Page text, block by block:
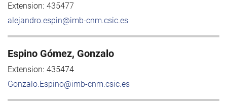
Extension: 435477
alejandro.espin@imb-cnm.csic.es
Espino Gómez, Gonzalo
Extension: 435474
Gonzalo.Espino@imb-cnm.csic.es